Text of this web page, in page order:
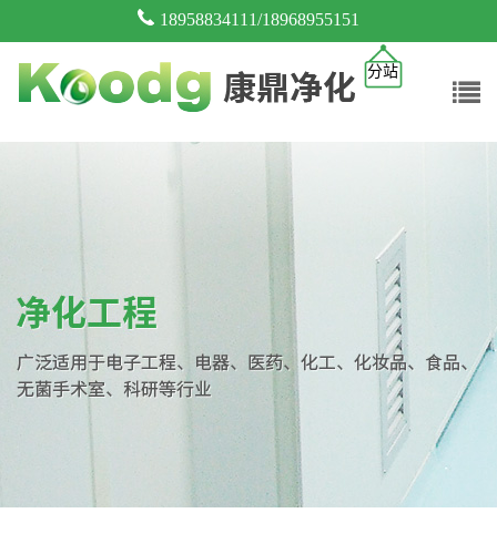
18958834111/18968955151
分站